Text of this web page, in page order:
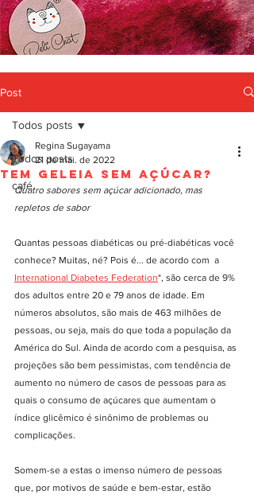
Post
Todos posts
café
Todos posts
Tem Geleia Sem Açúcar?
Regina Sugayama
21 de mai. de 2022
Quatro sabores sem açúcar adicionado, mas
repletos de sabor
Quantas pessoas diabéticas ou pré-diabéticas você
conhece? Muitas, né? Pois é... de acordo com  a
International Diabetes Federation*, são cerca de 9%
dos adultos entre 20 e 79 anos de idade. Em
números absolutos, são mais de 463 milhões de
pessoas, ou seja, mais do que toda a população da
América do Sul. Ainda de acordo com a pesquisa, as
projeções são bem pessimistas, com tendência de
aumento no número de casos de pessoas para as
quais o consumo de açúcares que aumentam o
índice glicêmico é sinônimo de problemas ou
complicações.
Somem-se a estas o imenso número de pessoas
que, por motivos de saúde e bem-estar, estão